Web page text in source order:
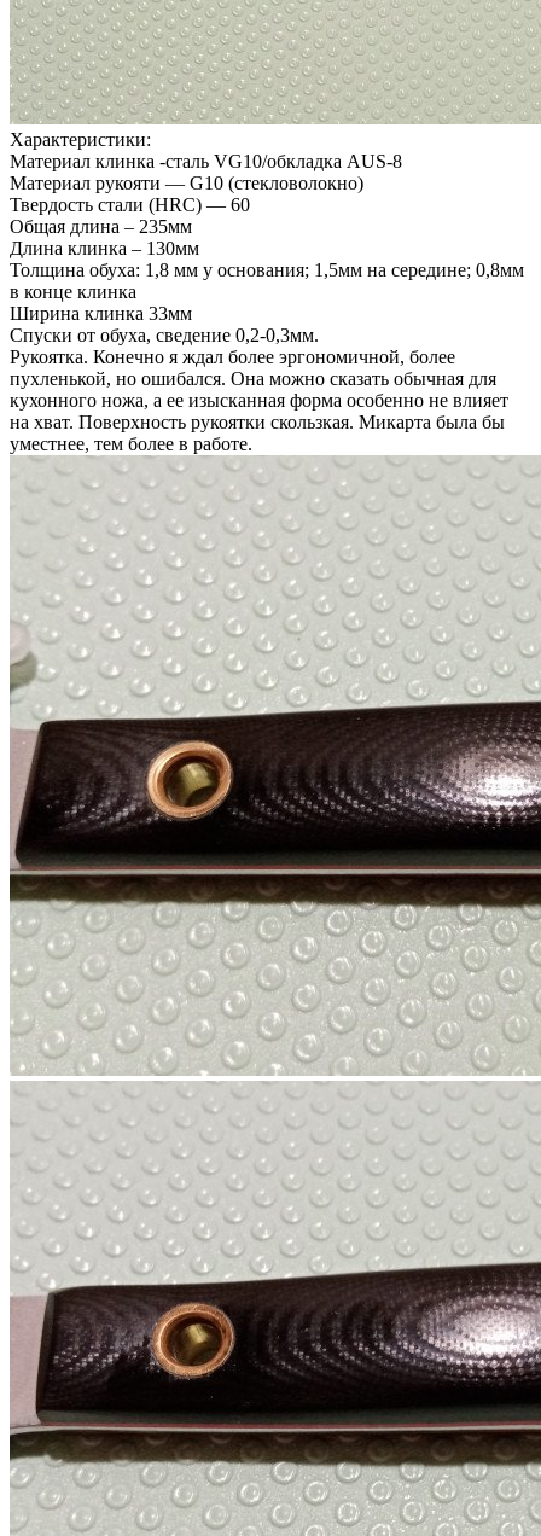
Характеристики:
Материал клинка -cталь VG10/обкладка AUS-8
Материал рукояти — G10 (стекловолокно)
Твердость стали (HRC) — 60
Общая длина – 235мм
Длина клинка – 130мм
Толщина обуха: 1,8 мм у основания; 1,5мм на середине; 0,8мм
в конце клинка
Ширина клинка 33мм
Спуски от обуха, сведение 0,2-0,3мм.
Рукоятка. Конечно я ждал более эргономичной, более
пухленькой, но ошибался. Она можно сказать обычная для
кухонного ножа, а ее изысканная форма особенно не влияет
на хват. Поверхность рукоятки скользкая. Микарта была бы
уместнее, тем более в работе.